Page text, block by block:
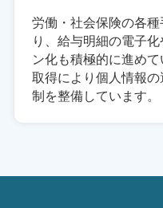
労働・社会保険の各
り、給与明細の電子
ン化も積極的に進め
取得により個人情報
制を整備しています。